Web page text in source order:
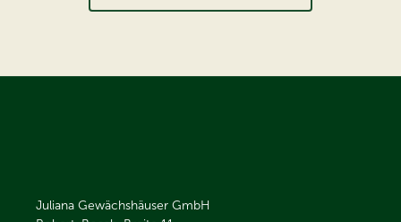
Juliana Gewächshäuser GmbH